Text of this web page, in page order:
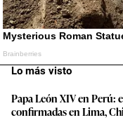
Lo más visto
Papa León XIV en Perú:
confirmadas en Lima,